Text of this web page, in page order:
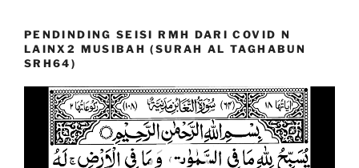
PENDINDING SEISI RMH DARI COVID N
LAINX2 MUSIBAH (SURAH AL TAGHABUN
SRH64)
Video
Player